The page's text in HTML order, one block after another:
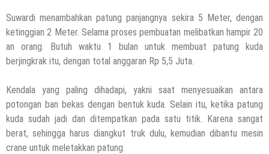
Suwardi menambahkan patung panjangnya sekira 5 Meter, dengan
ketinggian 2 Meter. Selama proses pembuatan melibatkan hampir 20
an orang. Butuh waktu 1 bulan untuk membuat patung kuda
berjingkrak itu, dengan total anggaran Rp 5,5 Juta.
Kendala yang paling dihadapi, yakni saat menyesuaikan antara
potongan ban bekas dengan bentuk kuda. Selain itu, ketika patung
kuda sudah jadi dan ditempatkan pada satu titik. Karena sangat
berat, sehingga harus diangkut truk dulu, kemudian dibantu mesin
crane untuk meletakkan patung.